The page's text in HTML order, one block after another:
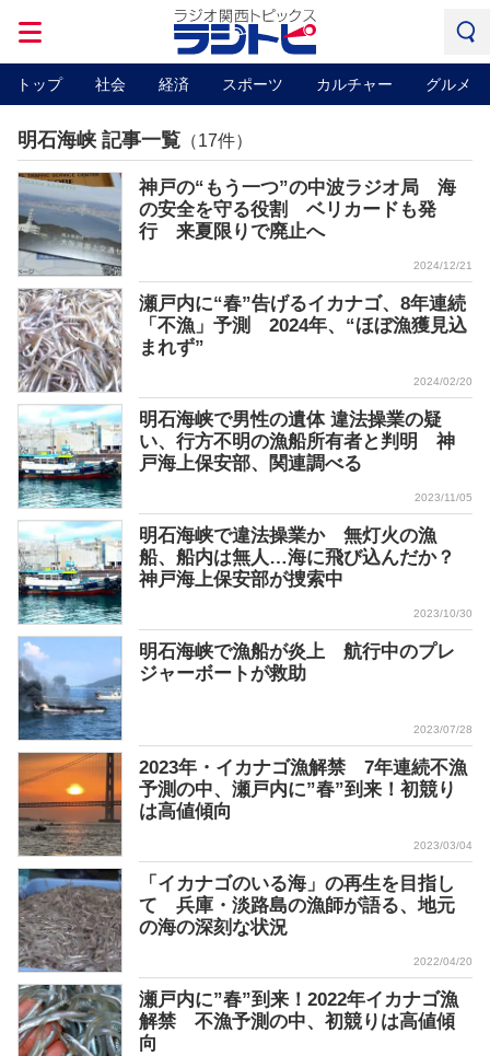
トップ 社会 経済 スポーツ カルチャー グルメ
明石海峡 記事一覧 （17件）
神戸の“もう一つ”の中波ラジオ局 海
の安全を守る役割 ベリカードも発
行 来夏限りで廃止へ
2024/12/21
瀬戸内に“春”告げるイカナゴ、8年連続
「不漁」予測 2024年、“ほぼ漁獲見込
まれず”
2024/02/20
明石海峡で男性の遺体 違法操業の疑
い、行方不明の漁船所有者と判明 神
戸海上保安部、関連調べる
2023/11/05
明石海峡で違法操業か 無灯火の漁
船、船内は無人…海に飛び込んだか？
神戸海上保安部が捜索中
2023/10/30
明石海峡で漁船が炎上 航行中のプレ
ジャーボートが救助
2023/07/28
2023年・イカナゴ漁解禁 7年連続不漁
予測の中、瀬戸内に”春”到来！初競り
は高値傾向
2023/03/04
「イカナゴのいる海」の再生を目指し
て 兵庫・淡路島の漁師が語る、地元
の海の深刻な状況
2022/04/20
瀬戸内に”春”到来！2022年イカナゴ漁
解禁 不漁予測の中、初競りは高値傾
向